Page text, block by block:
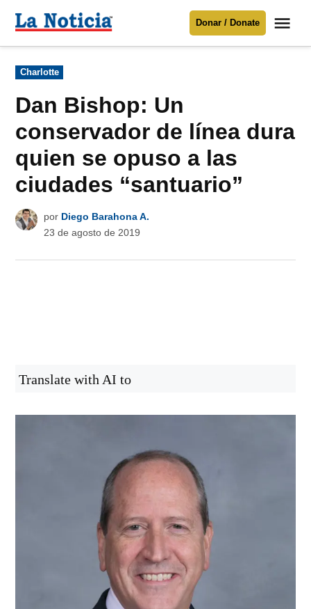
Para mantenerte informado necesitamos
Donar
contenido
Noticia
Donar / Donate
Publicado
en
Charlotte
Dan Bishop: Un
conservador de línea dura
quien se opuso a las
ciudades “santuario”
por Diego Barahona A.
23 de agosto de 2019
Translate with AI to